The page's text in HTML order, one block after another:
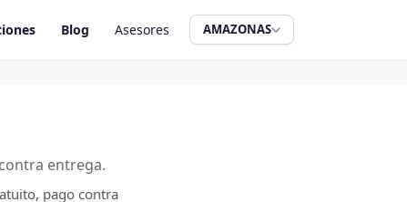
Blog Asesores AMAZONAS
entrega.
pago contra